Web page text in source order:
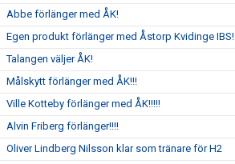
Abbe förlänger med ÅK!
Egen produkt förlänger med Åstorp Kvidinge IBS!
Talangen väljer ÅK!
Målskytt förlänger med ÅK!!!
Ville Kotteby förlänger med ÅK!!!!!
Alvin Friberg förlänger!!!!
Oliver Lindberg Nilsson klar som tränare för H2